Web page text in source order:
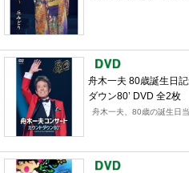
舟木一夫 80歳誕生日
ダウン80’ DVD 全2枚
舟木一夫、80歳の誕生日